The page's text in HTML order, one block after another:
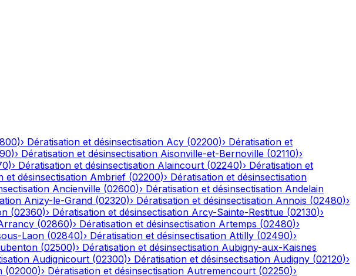
)› Dératisation et désinsectisation Acy (02200)› Dératisation et
)› Dératisation et désinsectisation Aisonville-et-Bernoville (02110)›
)› Dératisation et désinsectisation Alaincourt (02240)› Dératisation et
et désinsectisation Ambrief (02200)› Dératisation et désinsectisation
Ancienville (02600)› Dératisation et désinsectisation Andelain
Anizy-le-Grand (02320)› Dératisation et désinsectisation Annois (02480)›
(02360)› Dératisation et désinsectisation Arcy-Sainte-Restitue (02130)›
(02860)› Dératisation et désinsectisation Artemps (02480)›
Laon (02840)› Dératisation et désinsectisation Attilly (02490)›
(02500)› Dératisation et désinsectisation Aubigny-aux-Kaisnes
Audignicourt (02300)› Dératisation et désinsectisation Audigny (02120)›
(02000)› Dératisation et désinsectisation Autremencourt (02250)›